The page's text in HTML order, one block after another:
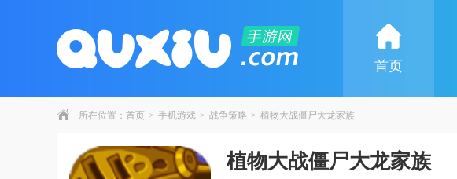
首页
所在位置： 首页 > 手机游戏 > 战争策略 > 植物大战僵尸大龙家族
植物大战僵尸大龙家族